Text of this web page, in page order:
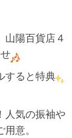
山陽百貨店４
すると特典
人気の振袖や
意。